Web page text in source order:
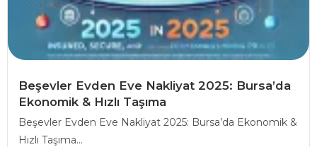
Beşevler Evden Eve Nakliyat 2025: Bursa’da
Ekonomik & Hızlı Taşıma
Beşevler Evden Eve Nakliyat 2025: Bursa’da Ekonomik &
Hızlı Taşıma...